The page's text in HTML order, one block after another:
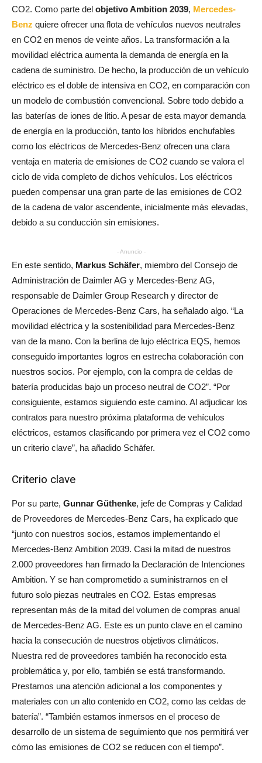
CO2. Como parte del objetivo Ambition 2039, Mercedes-
Benz quiere ofrecer una flota de vehículos nuevos neutrales
en CO2 en menos de veinte años. La transformación a la
movilidad eléctrica aumenta la demanda de energía en la
cadena de suministro. De hecho, la producción de un vehículo
eléctrico es el doble de intensiva en CO2, en comparación con
un modelo de combustión convencional. Sobre todo debido a
las baterías de iones de litio. A pesar de esta mayor demanda
de energía en la producción, tanto los híbridos enchufables
como los eléctricos de Mercedes-Benz ofrecen una clara
ventaja en materia de emisiones de CO2 cuando se valora el
ciclo de vida completo de dichos vehículos. Los eléctricos
pueden compensar una gran parte de las emisiones de CO2
de la cadena de valor ascendente, inicialmente más elevadas,
debido a su conducción sin emisiones.
- Anuncio -
En este sentido, Markus Schäfer, miembro del Consejo de
Administración de Daimler AG y Mercedes-Benz AG,
responsable de Daimler Group Research y director de
Operaciones de Mercedes-Benz Cars, ha señalado algo. “La
movilidad eléctrica y la sostenibilidad para Mercedes-Benz
van de la mano. Con la berlina de lujo eléctrica EQS, hemos
conseguido importantes logros en estrecha colaboración con
nuestros socios. Por ejemplo, con la compra de celdas de
batería producidas bajo un proceso neutral de CO2”. “Por
consiguiente, estamos siguiendo este camino. Al adjudicar los
contratos para nuestro próxima plataforma de vehículos
eléctricos, estamos clasificando por primera vez el CO2 como
un criterio clave”, ha añadido Schäfer.
Criterio clave
Por su parte, Gunnar Güthenke, jefe de Compras y Calidad
de Proveedores de Mercedes-Benz Cars, ha explicado que
“junto con nuestros socios, estamos implementando el
Mercedes-Benz Ambition 2039. Casi la mitad de nuestros
2.000 proveedores han firmado la Declaración de Intenciones
Ambition. Y se han comprometido a suministrarnos en el
futuro solo piezas neutrales en CO2. Estas empresas
representan más de la mitad del volumen de compras anual
de Mercedes-Benz AG. Este es un punto clave en el camino
hacia la consecución de nuestros objetivos climáticos.
Nuestra red de proveedores también ha reconocido esta
problemática y, por ello, también se está transformando.
Prestamos una atención adicional a los componentes y
materiales con un alto contenido en CO2, como las celdas de
batería”. “También estamos inmersos en el proceso de
desarrollo de un sistema de seguimiento que nos permitirá ver
cómo las emisiones de CO2 se reducen con el tiempo”.